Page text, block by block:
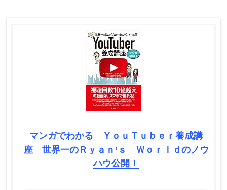
マンガでわかる ＹｏｕＴｕｂｅｒ養成講
座 世界一のＲｙａｎ’ｓ Ｗｏｒｌｄのノウ
ハウ公開！